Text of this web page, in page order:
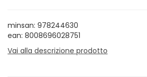
minsan: 978244630
ean: 8008696028751
Vai alla descrizione prodotto